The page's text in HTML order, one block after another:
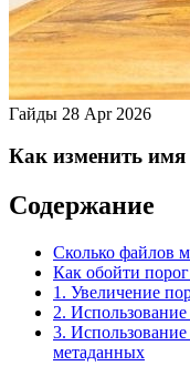
Гайды 28 Apr 2026
Как изменить имя
Содержание
Сколько файлов
Как обойти
1. Увеличение
2.
3.
метаданных